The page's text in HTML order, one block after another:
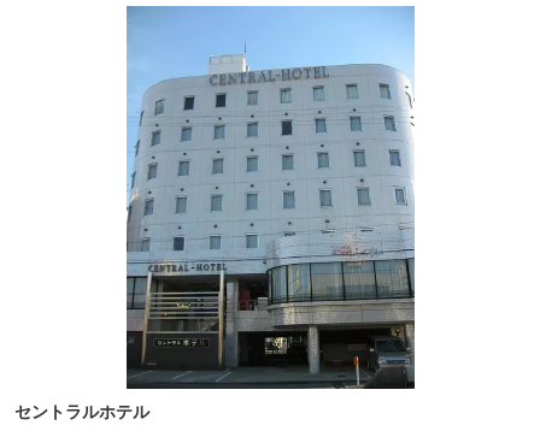
セントラルホテル